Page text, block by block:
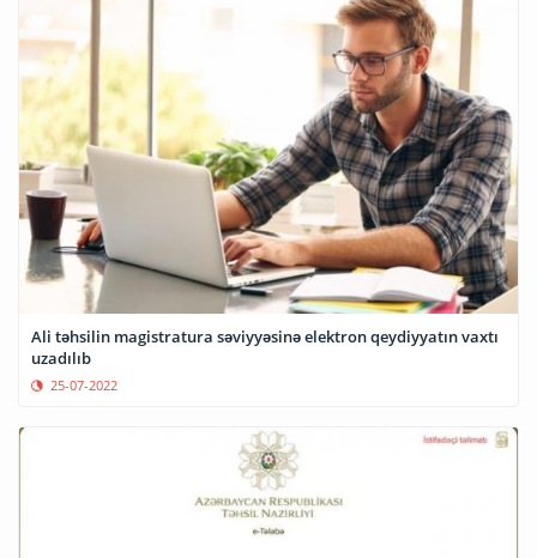
Ali təhsilin magistratura səviyyəsinə elektron qeydiyyatın vaxtı
uzadılıb
25-07-2022